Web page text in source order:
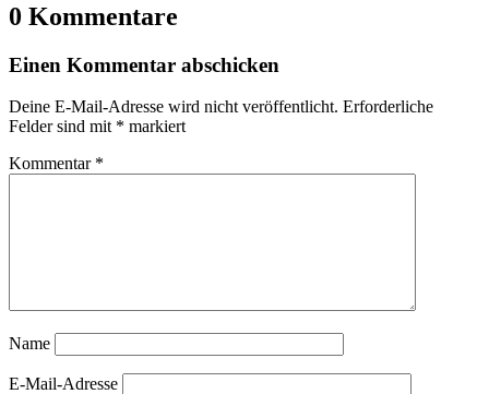
0 Kommentare
Einen Kommentar abschicken
Deine E-Mail-Adresse wird nicht veröffentlicht. Erforderliche
Felder sind mit * markiert
Kommentar *
Name
E-Mail-Adresse